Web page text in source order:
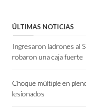
ÚLTIMAS NOTICIAS
Ingresaron ladrones al
robaron una caja fuerte
Choque múltiple en
lesionados